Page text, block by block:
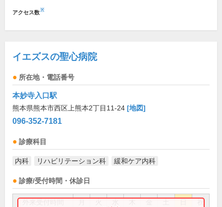
アクセス数※
イエズスの聖心病院
所在地・電話番号
本妙寺入口駅
熊本県熊本市西区上熊本2丁目11-24 [地図]
096-352-7181
診療科目
内科 リハビリテーション科 緩和ケア内科
診療/受付時間・休診日
祝